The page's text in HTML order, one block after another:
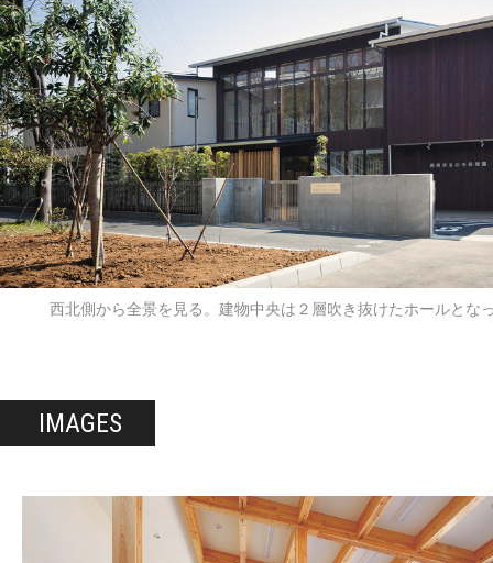
西北側から全景を見る。建物中央は２層吹き抜けたホールとな
IMAGES